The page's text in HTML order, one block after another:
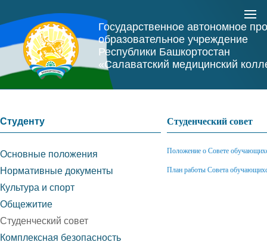
Государственное автономное
образовательное учреждение
Республики Башкортостан
«Салаватский медицинский
Студенческий совет
Положение о Совете
План работы Совета
Студенту
Основные положения
Нормативные документы
Культура и спорт
Общежитие
Студенческий совет
Комплексная безопасность